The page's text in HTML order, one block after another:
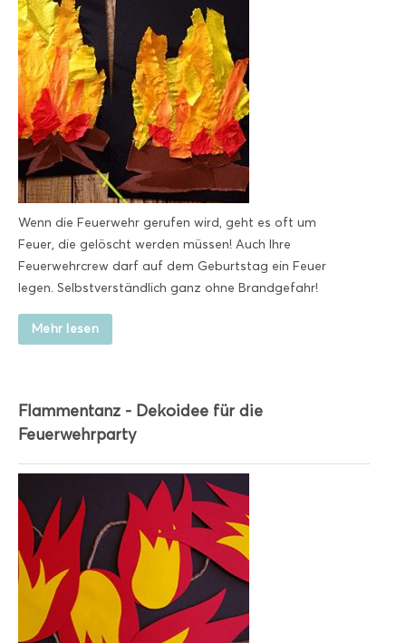
Wenn die Feuerwehr gerufen wird, geht es oft um
Feuer, die gelöscht werden müssen! Auch Ihre
Feuerwehrcrew darf auf dem Geburtstag ein Feuer
legen. Selbstverständlich ganz ohne Brandgefahr!
Mehr lesen
Flammentanz - Dekoidee für die
Feuerwehrparty